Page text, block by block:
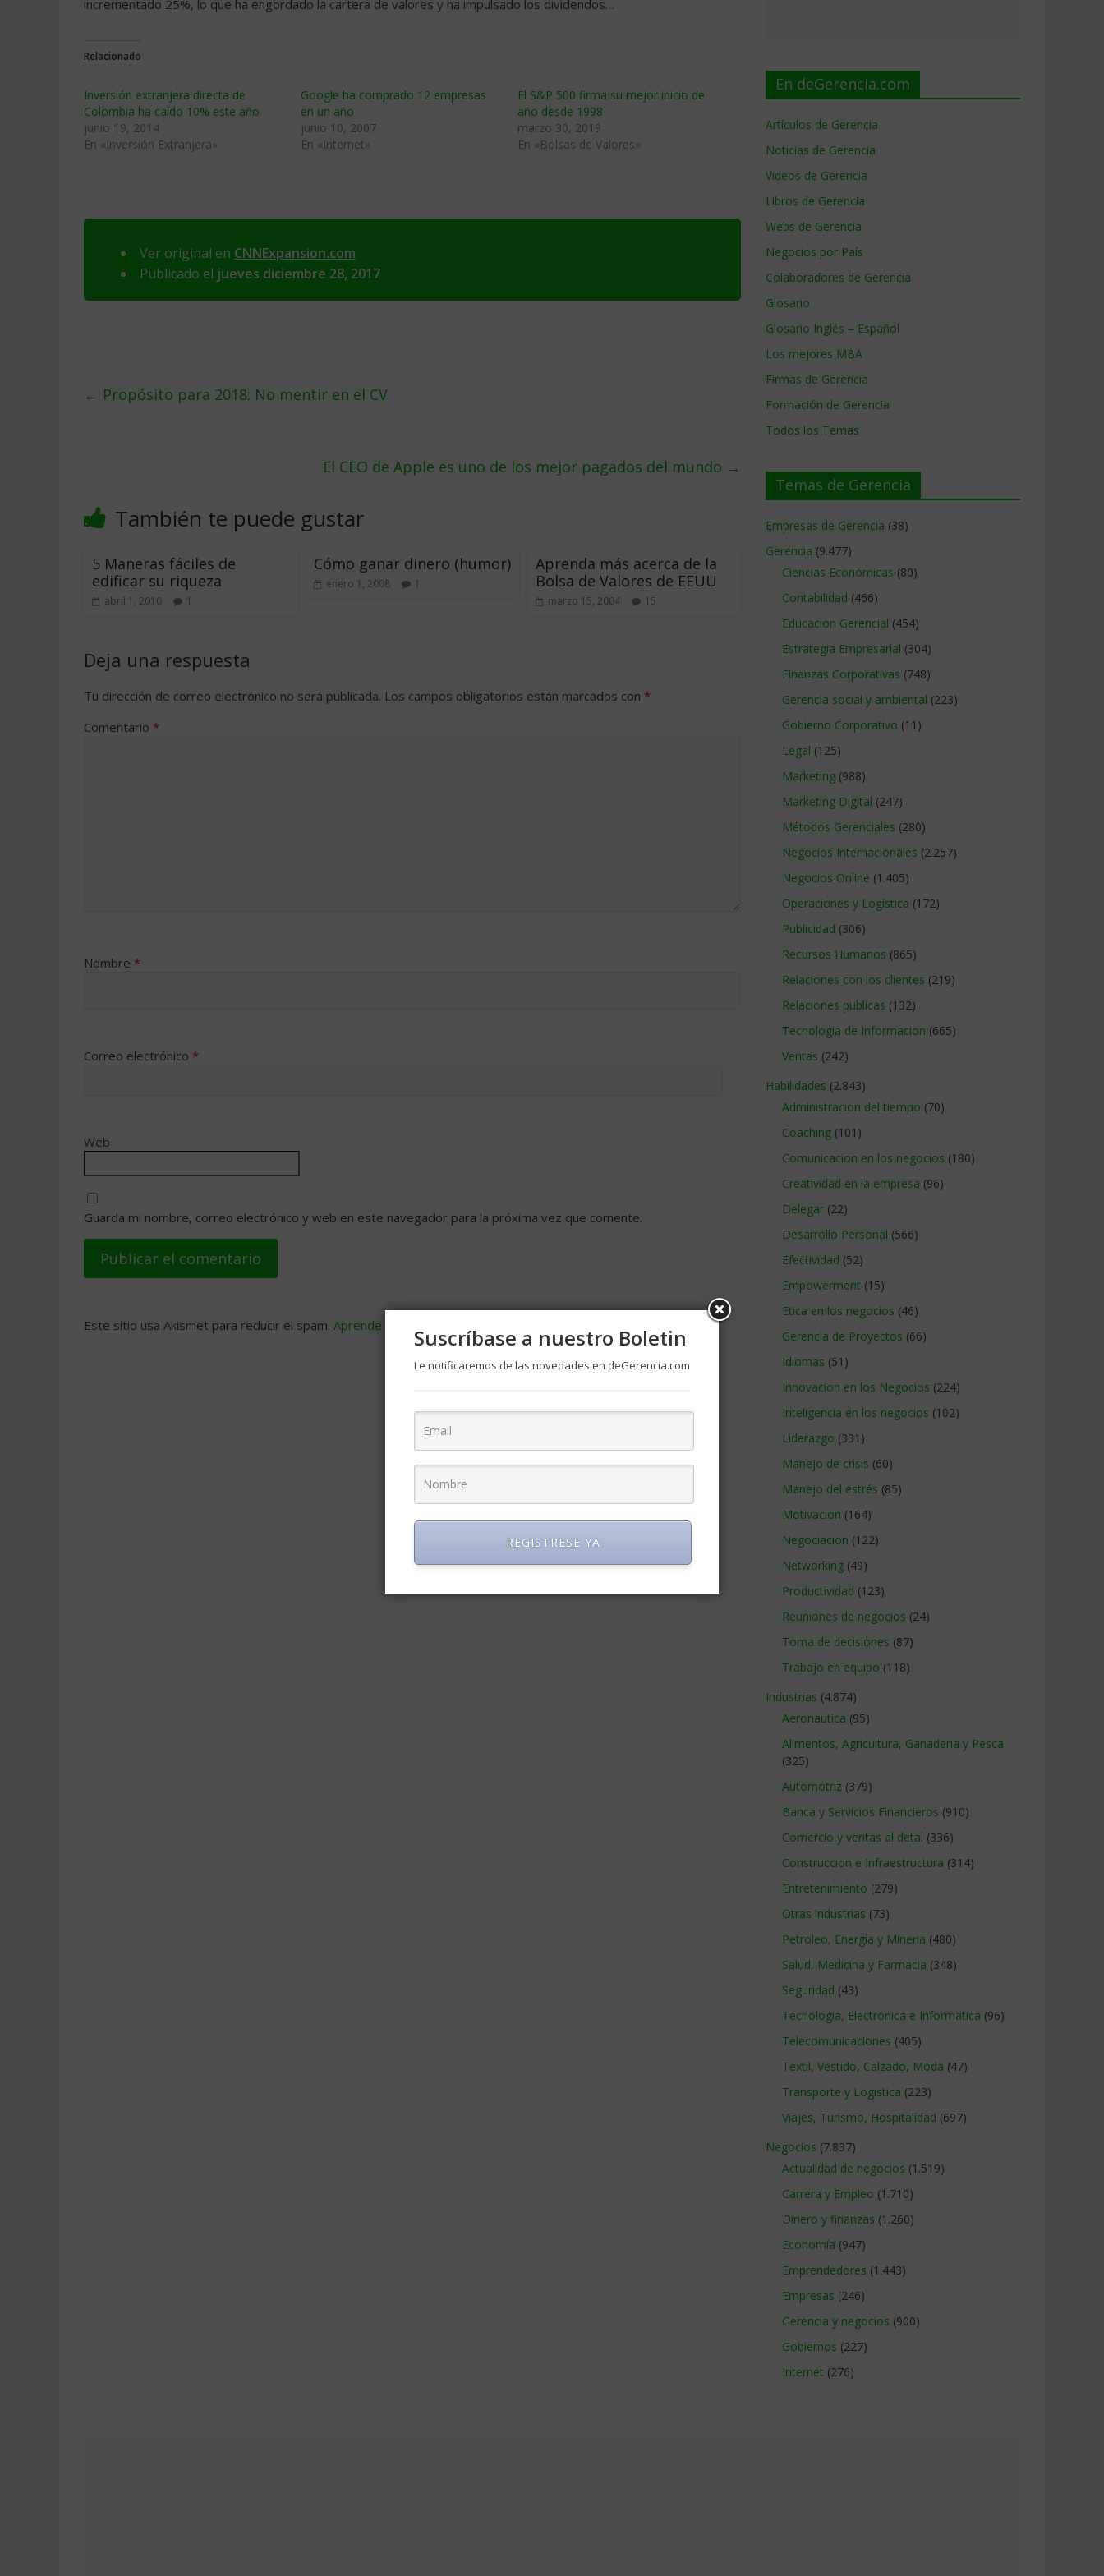
incrementado 25%, lo que ha engordado la cartera de valores y ha impulsado los dividendos…
Relacionado
Inversión extranjera directa de
Colombia ha caído 10% este año
junio 19, 2014
En «Inversión Extranjera»
Google ha comprado 12 empresas
en un año
junio 10, 2007
En «Internet»
El S&P 500 firma su mejor inicio de
año desde 1998
marzo 30, 2019
En «Bolsas de Valores»
Ver original en CNNExpansion.com
Publicado el jueves diciembre 28, 2017
← Propósito para 2018: No mentir en el CV
El CEO de Apple es uno de los mejor pagados del mundo →
También te puede gustar
5 Maneras fáciles de
edificar su riqueza
abril 1, 2010 1
Cómo ganar dinero (humor)
enero 1, 2008 1
Aprenda más acerca de la
Bolsa de Valores de EEUU
marzo 15, 2004 15
Deja una respuesta
Tu dirección de correo electrónico no será publicada. Los campos obligatorios están marcados con *
Comentario *
Nombre *
Correo electrónico *
Web
Guarda mi nombre, correo electrónico y web en este navegador para la próxima vez que comente.
Este sitio usa Akismet para reducir el spam. Aprende cómo se procesan los datos de tus comentarios
En deGerencia.com
Artículos de Gerencia
Noticias de Gerencia
Videos de Gerencia
Libros de Gerencia
Webs de Gerencia
Negocios por País
Colaboradores de Gerencia
Glosario
Glosario Inglés – Español
Los mejores MBA
Firmas de Gerencia
Formación de Gerencia
Todos los Temas
Temas de Gerencia
Empresas de Gerencia (38)
Gerencia (9.477)
Ciencias Económicas (80)
Contabilidad (466)
Educacion Gerencial (454)
Estrategia Empresarial (304)
Finanzas Corporativas (748)
Gerencia social y ambiental (223)
Gobierno Corporativo (11)
Legal (125)
Marketing (988)
Marketing Digital (247)
Métodos Gerenciales (280)
Negocios Internacionales (2.257)
Negocios Online (1.405)
Operaciones y Logística (172)
Publicidad (306)
Recursos Humanos (865)
Relaciones con los clientes (219)
Relaciones publicas (132)
Tecnologia de Informacion (665)
Ventas (242)
Habilidades (2.843)
Administracion del tiempo (70)
Coaching (101)
Comunicacion en los negocios (180)
Creatividad en la empresa (96)
Delegar (22)
Desarrollo Personal (566)
Efectividad (52)
Empowerment (15)
Etica en los negocios (46)
Gerencia de Proyectos (66)
Idiomas (51)
Innovacion en los Negocios (224)
Inteligencia en los negocios (102)
Liderazgo (331)
Manejo de crisis (60)
Manejo del estrés (85)
Motivacion (164)
Negociacion (122)
Networking (49)
Productividad (123)
Reuniones de negocios (24)
Toma de decisiones (87)
Trabajo en equipo (118)
Industrias (4.874)
Aeronautica (95)
Alimentos, Agricultura, Ganaderia y Pesca
(325)
Automotriz (379)
Banca y Servicios Financieros (910)
Comercio y ventas al detal (336)
Construccion e Infraestructura (314)
Entretenimiento (279)
Otras industrias (73)
Petroleo, Energia y Mineria (480)
Salud, Medicina y Farmacia (348)
Seguridad (43)
Tecnologia, Electronica e Informatica (96)
Telecomunicaciones (405)
Textil, Vestido, Calzado, Moda (47)
Transporte y Logistica (223)
Viajes, Turismo, Hospitalidad (697)
Negocios (7.837)
Actualidad de negocios (1.519)
Carrera y Empleo (1.710)
Dinero y finanzas (1.260)
Economía (947)
Emprendedores (1.443)
Empresas (246)
Gerencia y negocios (900)
Gobiernos (227)
Internet (276)
Suscríbase a nuestro Boletin
Le notificaremos de las novedades en deGerencia.com
REGISTRESE YA